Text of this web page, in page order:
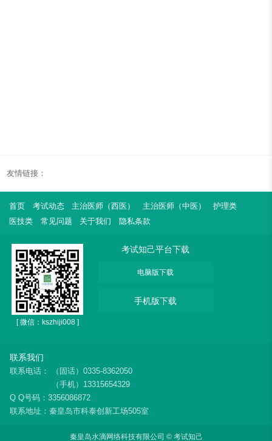
友情链接：
首页 考试动态 主治医师（西医） 主治医师（中医）
护理类
医技类
常见问题 关于我们 隐私条款
[ 微信：kszhiji008 ]
考试知己平台下载
电脑版下载
手机版下载
联系我们
联系电话：
（固话）0335-8362050
（手机）13315654329
Q Q号码：3356086872
联系地址：秦皇岛市科泰创新工场505室
秦皇岛水滴网络科技有限公司 © 考试知己